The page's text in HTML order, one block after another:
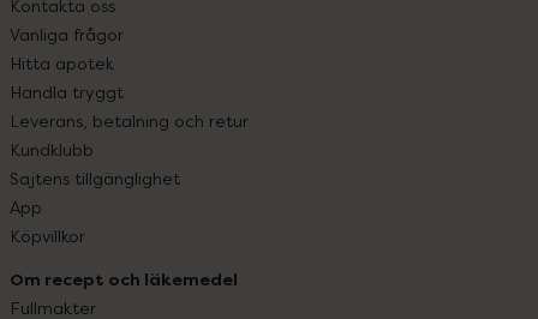
Kontakta oss
Vanliga frågor
Hitta apotek
Handla tryggt
Leverans, betalning och retur
Kundklubb
Sajtens tillgänglighet
App
Köpvillkor
Om recept och läkemedel
Fullmakter